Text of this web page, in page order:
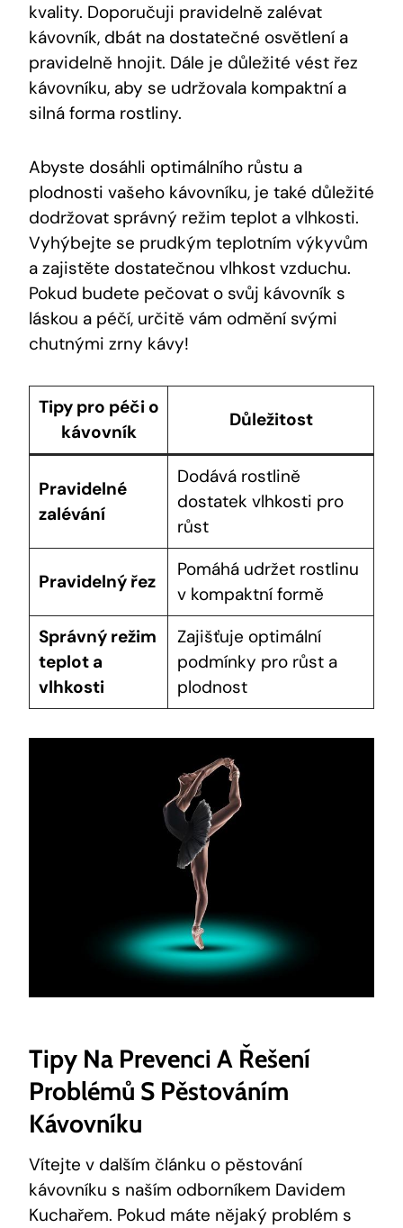
kvality. Doporučuji pravidelně zalévat
kávovník, dbát na dostatečné osvětlení a
pravidelně hnojit. Dále je důležité vést řez
kávovníku, aby se udržovala kompaktní a
silná forma rostliny.
Abyste dosáhli optimálního růstu a
plodnosti vašeho kávovníku, je také důležité
dodržovat správný režim teplot a vlhkosti.
Vyhýbejte se prudkým teplotním výkyvům
a zajistěte dostatečnou vlhkost vzduchu.
Pokud budete pečovat o svůj kávovník s
láskou a péčí, určitě vám odmění svými
chutnými zrny kávy!
Tipy pro péči o
kávovník
Důležitost
Pravidelné
zalévání
Dodává rostlině
dostatek vlhkosti pro
růst
Pravidelný řez
Pomáhá udržet rostlinu
v kompaktní formě
Správný režim
teplot a
vlhkosti
Zajišťuje optimální
podmínky pro růst a
plodnost
Tipy Na Prevenci A Řešení
Problémů S Pěstováním
Kávovníku
Vítejte v dalším článku o pěstování
kávovníku s naším odborníkem Davidem
Kuchařem. Pokud máte nějaký problém s